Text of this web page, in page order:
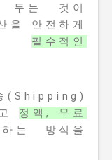
두는 것이
을 안전하게
데 필수적인
(Shipping)
정액, 무료
는 방식을